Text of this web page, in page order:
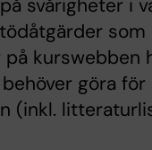
svårigheter i
kurswebben
göra
(inkl.